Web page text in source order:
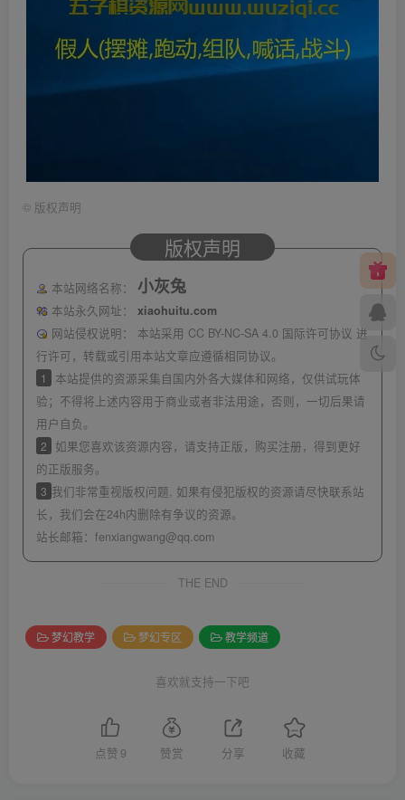
© 版权声明
版权声明
本站网络名称： 小灰兔
本站永久网址：
xiaohuitu.com
网站侵权说明：
本站采用 CC BY-NC-SA 4.0 国际许可协议 进
行许可，转载或引用本站文章应遵循相同协议。
1
本站提供的资源采集自国内外各大媒体和网络，仅供试玩体
验；不得将上述内容用于商业或者非法用途，否则，一切后果请
用户自负。
2
如果您喜欢该资源内容，请支持正版，购买注册，得到更好
的正版服务。
3 我们非常重视版权问题, 如果有侵犯版权的资源请尽快联系站
长，我们会在24h内删除有争议的资源。
站长邮箱： fenxiangwang@qq.com
THE END
梦幻教学 梦幻专区 教学频道
喜欢就支持一下吧
点赞 9 赞赏 分享 收藏